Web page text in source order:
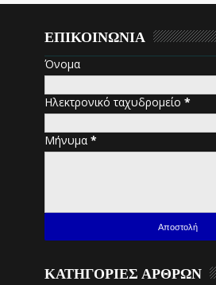
ΕΠΙΚΟΙΝΩΝΙΑ
Όνομα
Ηλεκτρονικό ταχυδρομείο*
Μήνυμα*
ΚΑΤΗΓΟΡΙΕΣ ΑΡΘΡΩΝ